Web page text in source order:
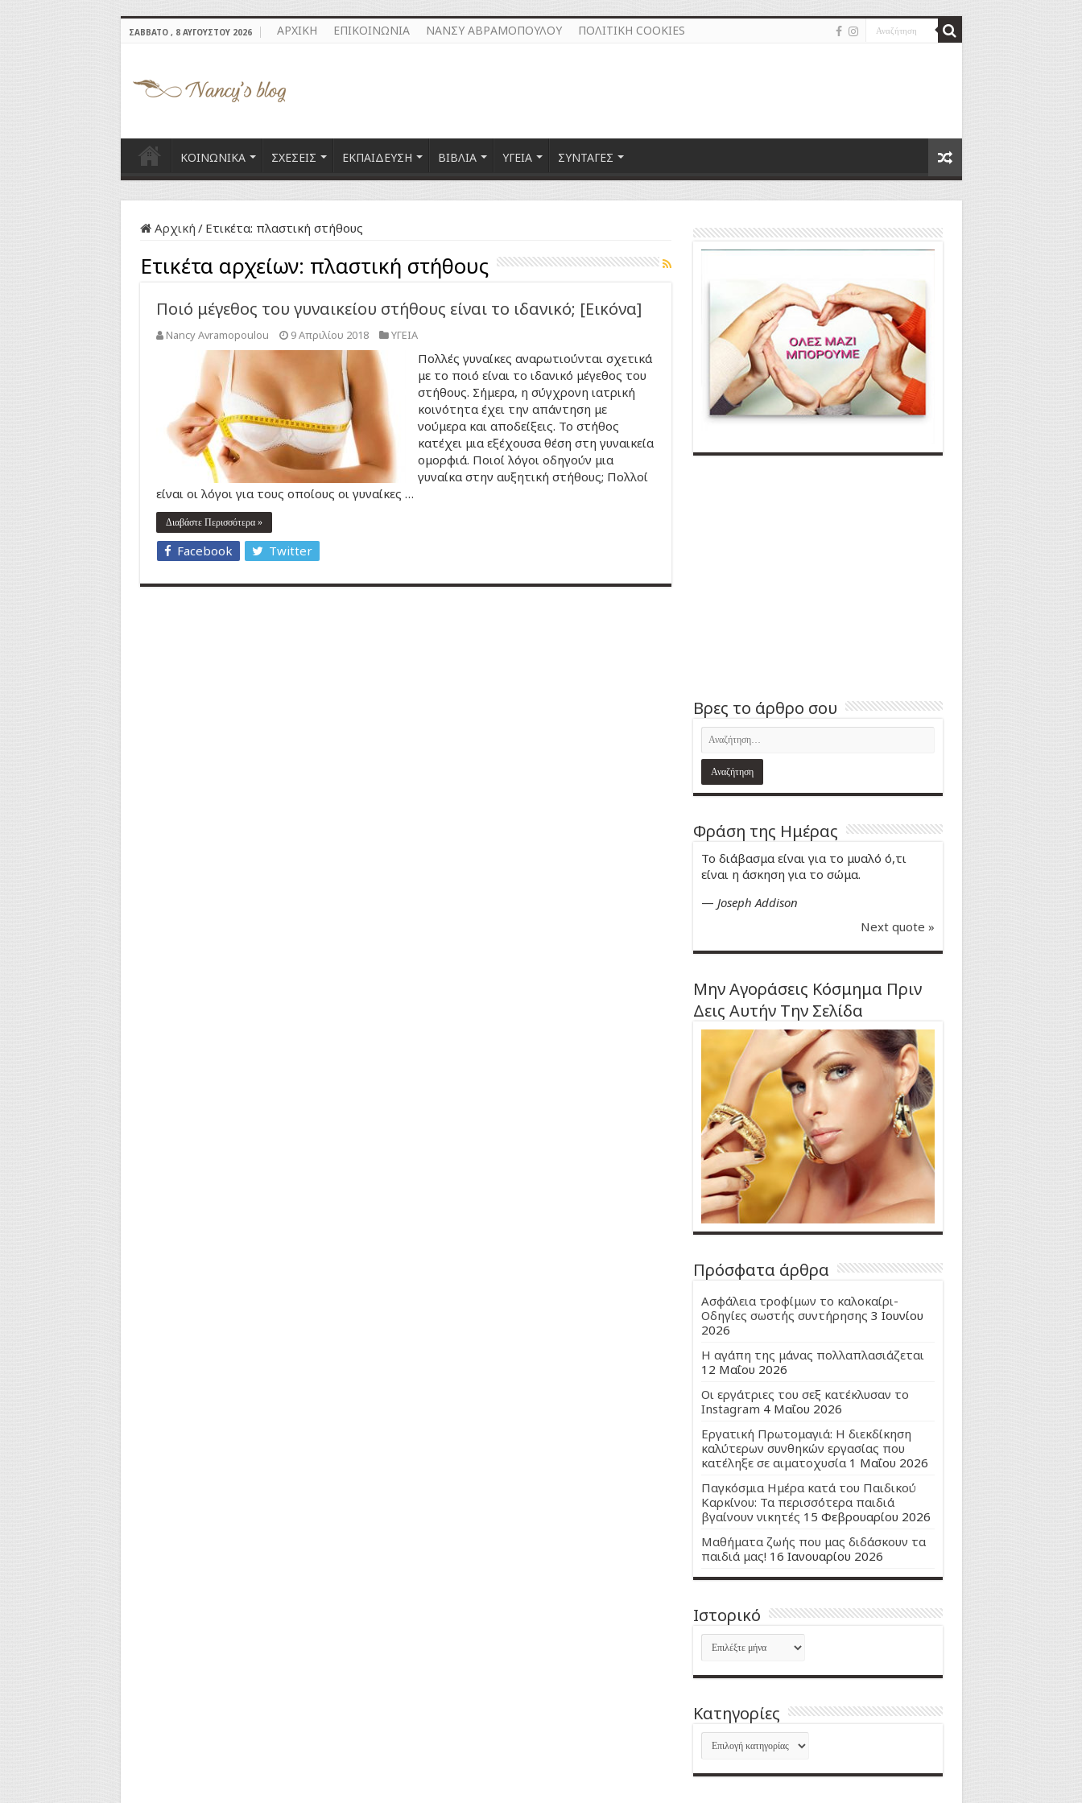
ΣΆΒΒΑΤΟ , 8 ΑΥΓΟΎΣΤΟΥ 2026 ΑΡΧΙΚΗ ΕΠΙΚΟΙΝΩΝΙΑ ΝΑΝΣΥ ΑΒΡΑΜΟΠΟΥΛΟΥ ΠΟΛΙΤΙΚΗ COOKIES
ΚΟΙΝΩΝΙΚΑ ΣΧΕΣΕΙΣ ΕΚΠΑΙΔΕΥΣΗ ΒΙΒΛΙΑ ΥΓΕΙΑ ΣΥΝΤΑΓΕΣ
Αρχική / Ετικέτα: πλαστική στήθους
Ετικέτα αρχείων: πλαστική στήθους
Ποιό μέγεθος του γυναικείου στήθους είναι το ιδανικό; [Εικόνα]
Nancy Avramopoulou 9 Απριλίου 2018 ΥΓΕΙΑ
Πολλές γυναίκες αναρωτιούνται σχετικά
με το ποιό είναι το ιδανικό μέγεθος του
στήθους. Σήμερα, η σύγχρονη ιατρική
κοινότητα έχει την απάντηση με
νούμερα και αποδείξεις. Το στήθος
κατέχει μια εξέχουσα θέση στη γυναικεία
ομορφιά. Ποιοί λόγοι οδηγούν μια
γυναίκα στην αυξητική στήθους; Πολλοί
είναι οι λόγοι για τους οποίους οι γυναίκες …
Διαβάστε Περισσότερα »
Facebook Twitter
Βρες το άρθρο σου
Φράση της Ημέρας
Το διάβασμα είναι για το μυαλό ό,τι
είναι η άσκηση για το σώμα.
— Joseph Addison
Next quote »
Μην Αγοράσεις Κόσμημα Πριν
Δεις Αυτήν Την Σελίδα
Πρόσφατα άρθρα
Ασφάλεια τροφίμων το καλοκαίρι-
Οδηγίες σωστής συντήρησης 3 Ιουνίου
2026
Η αγάπη της μάνας πολλαπλασιάζεται
12 Μαΐου 2026
Οι εργάτριες του σεξ κατέκλυσαν το
Instagram 4 Μαΐου 2026
Εργατική Πρωτομαγιά: Η διεκδίκηση
καλύτερων συνθηκών εργασίας που
κατέληξε σε αιματοχυσία 1 Μαΐου 2026
Παγκόσμια Ημέρα κατά του Παιδικού
Καρκίνου: Τα περισσότερα παιδιά
βγαίνουν νικητές 15 Φεβρουαρίου 2026
Μαθήματα ζωής που μας διδάσκουν τα
παιδιά μας! 16 Ιανουαρίου 2026
Ιστορικό
Ιστορικό
Kατηγορίες
Kατηγορίες